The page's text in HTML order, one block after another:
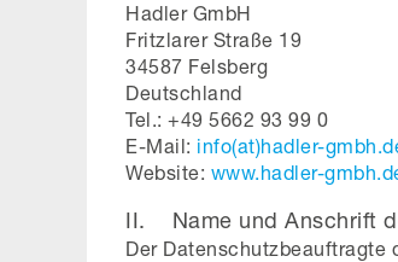
Hadler GmbH
Fritzlarer Straße 19
34587 Felsberg
Deutschland
Tel.: +49 5662 93 99 0
E-Mail: info(at)hadler-
Website: www.hadler-
II. Name und Anschrift
Der Datenschutzbeauftragte